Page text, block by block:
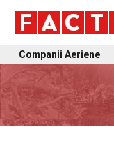
Companii Aeriene